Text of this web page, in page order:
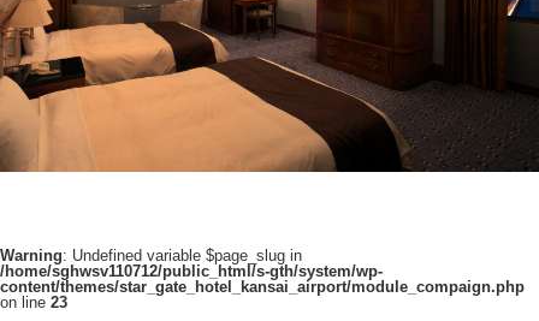
Warning: Undefined variable $page_slug in
/home/sghwsv110712/public_html/s-gth/system/wp-
content/themes/star_gate_hotel_kansai_airport/module_compaign.php
on line 23